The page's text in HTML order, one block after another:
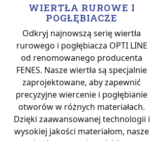
WIERTŁA RUROWE I
POGŁĘBIACZE
Odkryj najnowszą serię wiertła
rurowego i pogłębiacza OPTI LINE
od renomowanego producenta
FENES. Nasze wiertła są specjalnie
zaprojektowane, aby zapewnić
precyzyjne wiercenie i pogłębianie
otworów w różnych materiałach.
Dzięki zaawansowanej technologii i
wysokiej jakości materiałom, nasze